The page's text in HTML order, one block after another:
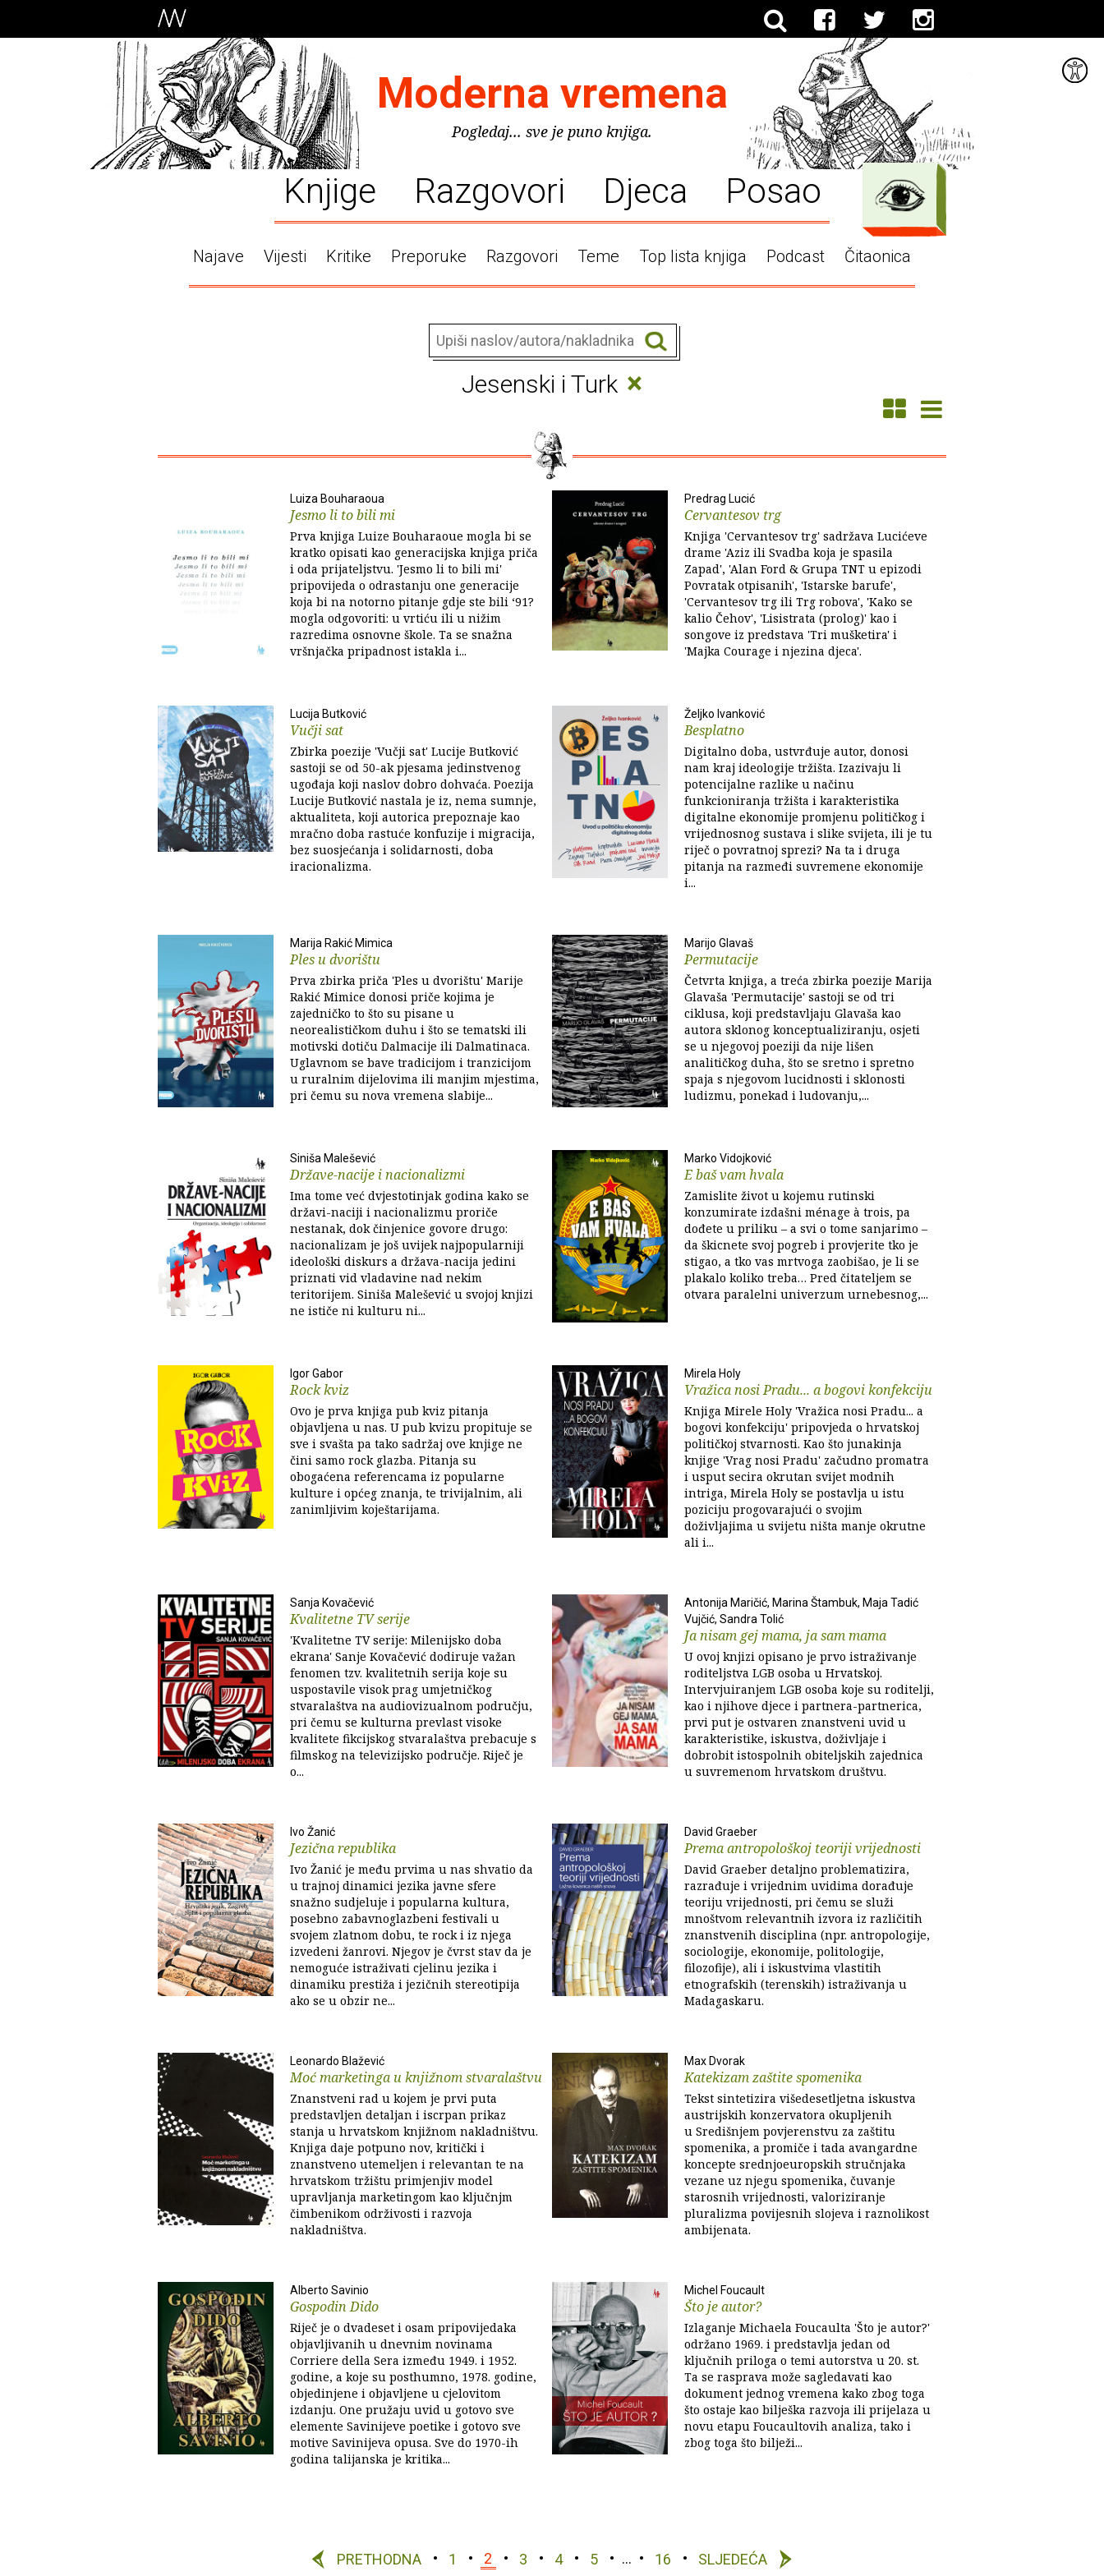
Moderna vremena
Pogledaj... sve je puno knjiga.
Knjige Razgovori Djeca Posao
Najave Vijesti Kritike Preporuke Razgovori Teme Top lista knjiga Podcast Čitaonica
Jesenski i Turk ×
Luiza Bouharaoua
Jesmo li to bili mi
Prva knjiga Luize Bouharaoue mogla bi se
kratko opisati kao generacijska knjiga priča
i oda prijateljstvu. 'Jesmo li to bili mi'
pripovijeda o odrastanju one generacije
koja bi na notorno pitanje gdje ste bili ‘91?
mogla odgovoriti: u vrtiću ili u nižim
razredima osnovne škole. Ta se snažna
vršnjačka pripadnost istakla i...
Predrag Lucić
Cervantesov trg
Knjiga 'Cervantesov trg' sadržava Lucićeve
drame 'Aziz ili Svadba koja je spasila
Zapad', 'Alan Ford & Grupa TNT u epizodi
Povratak otpisanih', 'Istarske barufe',
'Cervantesov trg ili Trg robova', 'Kako se
kalio Čehov', 'Lisistrata (prolog)' kao i
songove iz predstava 'Tri mušketira' i
'Majka Courage i njezina djeca'.
Lucija Butković
Vučji sat
Zbirka poezije 'Vučji sat' Lucije Butković
sastoji se od 50-ak pjesama jedinstvenog
ugođaja koji naslov dobro dohvaća. Poezija
Lucije Butković nastala je iz, nema sumnje,
aktualiteta, koji autorica prepoznaje kao
mračno doba rastuće konfuzije i migracija,
bez suosjećanja i solidarnosti, doba
iracionalizma.
Željko Ivanković
Besplatno
Digitalno doba, ustvrđuje autor, donosi
nam kraj ideologije tržišta. Izazivaju li
potencijalne razlike u načinu
funkcioniranja tržišta i karakteristika
digitalne ekonomije promjenu političkog i
vrijednosnog sustava i slike svijeta, ili je tu
riječ o povratnoj sprezi? Na ta i druga
pitanja na razmeđi suvremene ekonomije
i...
Marija Rakić Mimica
Ples u dvorištu
Prva zbirka priča 'Ples u dvorištu' Marije
Rakić Mimice donosi priče kojima je
zajedničko to što su pisane u
neorealističkom duhu i što se tematski ili
motivski dotiču Dalmacije ili Dalmatinaca.
Uglavnom se bave tradicijom i tranzicijom
u ruralnim dijelovima ili manjim mjestima,
pri čemu su nova vremena slabije...
Marijo Glavaš
Permutacije
Četvrta knjiga, a treća zbirka poezije Marija
Glavaša 'Permutacije' sastoji se od tri
ciklusa, koji predstavljaju Glavaša kao
autora sklonog konceptualiziranju, osjeti
se u njegovoj poeziji da nije lišen
analitičkog duha, što se sretno i spretno
spaja s njegovom lucidnosti i sklonosti
ludizmu, ponekad i ludovanju,...
Siniša Malešević
Države-nacije i nacionalizmi
Ima tome već dvjestotinjak godina kako se
državi-naciji i nacionalizmu proriče
nestanak, dok činjenice govore drugo:
nacionalizam je još uvijek najpopularniji
ideološki diskurs a država-nacija jedini
priznati vid vladavine nad nekim
teritorijem. Siniša Malešević u svojoj knjizi
ne ističe ni kulturu ni...
Marko Vidojković
E baš vam hvala
Zamislite život u kojemu rutinski
konzumirate izdašni ménage à trois, pa
dođete u priliku – a svi o tome sanjarimo –
da škicnete svoj pogreb i provjerite tko je
stigao, a tko vas mrtvoga zaobišao, je li se
plakalo koliko treba… Pred čitateljem se
otvara paralelni univerzum urnebesnog,...
Igor Gabor
Rock kviz
Ovo je prva knjiga pub kviz pitanja
objavljena u nas. U pub kvizu propituje se
sve i svašta pa tako sadržaj ove knjige ne
čini samo rock glazba. Pitanja su
obogaćena referencama iz popularne
kulture i općeg znanja, te trivijalnim, ali
zanimljivim koještarijama.
Mirela Holy
Vražica nosi Pradu... a bogovi konfekciju
Knjiga Mirele Holy 'Vražica nosi Pradu... a
bogovi konfekciju' pripovjeda o hrvatskoj
političkoj stvarnosti. Kao što junakinja
knjige 'Vrag nosi Pradu' začudno promatra
i usput secira okrutan svijet modnih
intriga, Mirela Holy se postavlja u istu
poziciju progovarajući o svojim
doživljajima u svijetu ništa manje okrutne
ali i...
Sanja Kovačević
Kvalitetne TV serije
'Kvalitetne TV serije: Milenijsko doba
ekrana' Sanje Kovačević dodiruje važan
fenomen tzv. kvalitetnih serija koje su
uspostavile visok prag umjetničkog
stvaralaštva na audiovizualnom području,
pri čemu se kulturna prevlast visoke
kvalitete fikcijskog stvaralaštva prebacuje s
filmskog na televizijsko područje. Riječ je
o...
Antonija Maričić, Marina Štambuk, Maja Tadić
Vujčić, Sandra Tolić
Ja nisam gej mama, ja sam mama
U ovoj knjizi opisano je prvo istraživanje
roditeljstva LGB osoba u Hrvatskoj.
Intervjuiranjem LGB osoba koje su roditelji,
kao i njihove djece i partnera-partnerica,
prvi put je ostvaren znanstveni uvid u
karakteristike, iskustva, doživljaje i
dobrobit istospolnih obiteljskih zajednica
u suvremenom hrvatskom društvu.
Ivo Žanić
Jezična republika
Ivo Žanić je među prvima u nas shvatio da
u trajnoj dinamici jezika javne sfere
snažno sudjeluje i popularna kultura,
posebno zabavnoglazbeni festivali u
svojem zlatnom dobu, te rock i iz njega
izvedeni žanrovi. Njegov je čvrst stav da je
nemoguće istraživati cjelinu jezika i
dinamiku prestiža i jezičnih stereotipija
ako se u obzir ne...
David Graeber
Prema antropološkoj teoriji vrijednosti
David Graeber detaljno problematizira,
razrađuje i vrijednim uvidima dorađuje
teoriju vrijednosti, pri čemu se služi
mnoštvom relevantnih izvora iz različitih
znanstvenih disciplina (npr. antropologije,
sociologije, ekonomije, politologije,
filozofije), ali i iskustvima vlastitih
etnografskih (terenskih) istraživanja u
Madagaskaru.
Leonardo Blažević
Moć marketinga u knjižnom stvaralaštvu
Znanstveni rad u kojem je prvi puta
predstavljen detaljan i iscrpan prikaz
stanja u hrvatskom knjižnom nakladništvu.
Knjiga daje potpuno nov, kritički i
znanstveno utemeljen i relevantan te na
hrvatskom tržištu primjenjiv model
upravljanja marketingom kao ključnjm
čimbenikom održivosti i razvoja
nakladništva.
Max Dvorak
Katekizam zaštite spomenika
Tekst sintetizira višedesetljetna iskustva
austrijskih konzervatora okupljenih
u Središnjem povjerenstvu za zaštitu
spomenika, a promiče i tada avangardne
koncepte srednjoeuropskih stručnjaka
vezane uz njegu spomenika, čuvanje
starosnih vrijednosti, valoriziranje
pluralizma povijesnih slojeva i raznolikost
ambijenata.
Alberto Savinio
Gospodin Dido
Riječ je o dvadeset i osam pripovijedaka
objavljivanih u dnevnim novinama
Corriere della Sera između 1949. i 1952.
godine, a koje su posthumno, 1978. godine,
objedinjene i objavljene u cjelovitom
izdanju. One pružaju uvid u gotovo sve
elemente Savinijeve poetike i gotovo sve
motive Savinijeva opusa. Sve do 1970-ih
godina talijanska je kritika...
Michel Foucault
Što je autor?
Izlaganje Michaela Foucaulta 'Što je autor?'
održano 1969. i predstavlja jedan od
ključnih priloga o temi autorstva u 20. st.
Ta se rasprava može sagledavati kao
dokument jednog vremena kako zbog toga
što ostaje kao bilješka razvoja ili prijelaza u
novu etapu Foucaultovih analiza, tako i
zbog toga što bilježi...
PRETHODNA 1 2 3 4 5 … 16 SLJEDEĆA